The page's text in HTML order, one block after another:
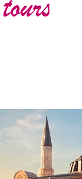
Last Minute